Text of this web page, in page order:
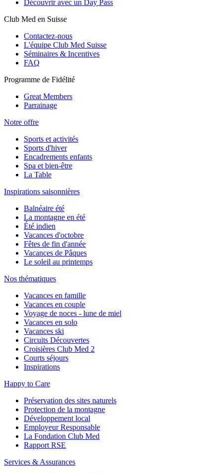
Découvrir avec un Day Pass
Club Med en Suisse
Contactez-nous
L'équipe Club Med Suisse
Séminaires & Incentives
FAQ
Programme de Fidélité
Great Members
Parrainage
Notre offre
Sports et activités
Sports d'hiver
Encadrements enfants
Spa et bien-être
La Table
Inspirations saisonnières
Balnéaire été
La montagne en été
Été indien
Vacances d'octobre
Fêtes de fin d'année
Vacances de Pâques
Le soleil au printemps
Nos thématiques
Vacances en famille
Vacances en couple
Voyage de noces - lune de miel
Vacances en solo
Vacances ski
Circuits Découvertes
Croisières Club Med 2
Courts séjours
Inspirations
Happy to Care
Préservation des sites naturels
Protection de la montagne
Développement local
Employeur Responsable
La Fondation Club Med
Rapport RSE
Services & Assurances